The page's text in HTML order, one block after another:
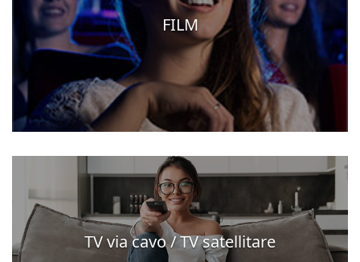
FILM
TV via cavo / TV satellitare